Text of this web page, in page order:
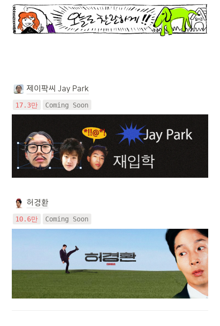
제이팍씨 Jay Park
17.3만 Coming Soon
허경환
10.6만 Coming Soon